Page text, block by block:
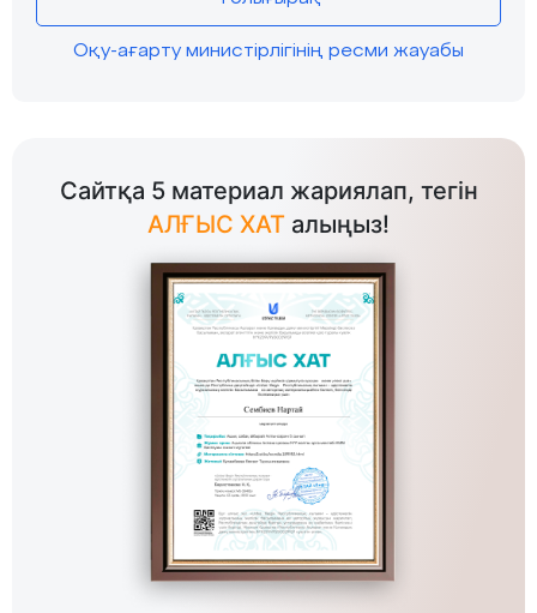
Оқу-ағарту министірлігінің ресми жауабы
Сайтқа 5 материал жариялап, тегін
АЛҒЫС ХАТ алыңыз!